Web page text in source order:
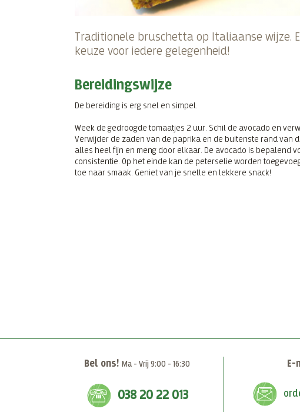
Traditionele bruschetta op Italiaanse wijze.
keuze voor iedere gelegenheid!
Bereidingswijze
De bereiding is erg snel en simpel.
Week de gedroogde tomaatjes 2 uur. Schil de avocado en
Verwijder de zaden van de paprika en de buitenste rand van
alles heel fijn en meng door elkaar. De avocado is bepalend
consistentie. Op het einde kan de peterselie worden
toe naar smaak. Geniet van je snelle en lekkere snack!
Bel ons!Ma - Vrij 9:00 - 16:30
038 20 22 013
E-